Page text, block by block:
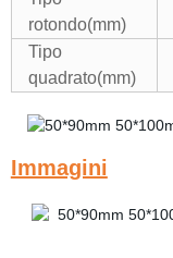
rotondo(mm)
Tipo
quadrato(mm)
Immagini